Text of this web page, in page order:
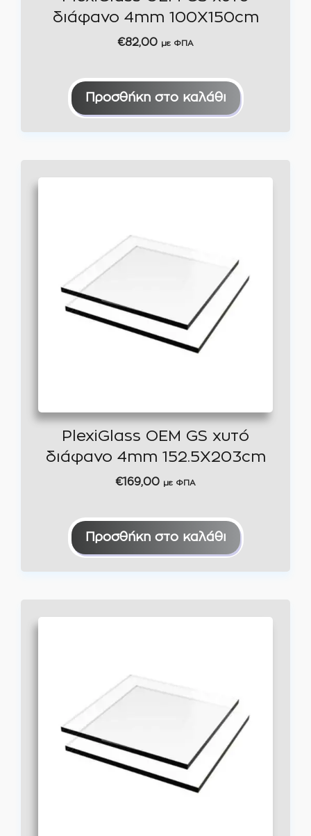
διάφανο 4mm 100X150cm
€82,00 με ΦΠΑ
Προσθήκη στο καλάθι
PlexiGlass OEM GS χυτό
διάφανο 4mm 152.5X203cm
€169,00 με ΦΠΑ
Προσθήκη στο καλάθι